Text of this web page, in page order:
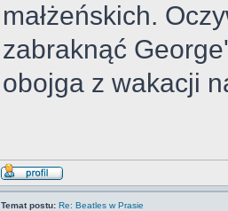
małżeńskich.
zabraknąć
obojga z wakacji
Temat postu: Re: Beatles w Prasie